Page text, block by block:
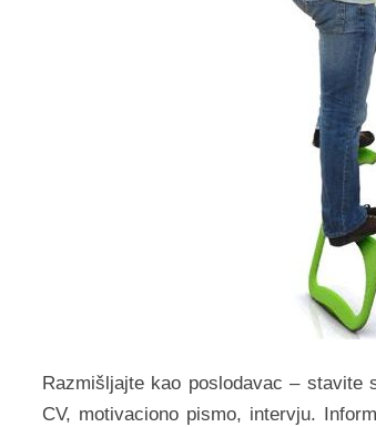
Razmišljajte kao poslodavac – stavite
CV, motivaciono pismo, intervju.